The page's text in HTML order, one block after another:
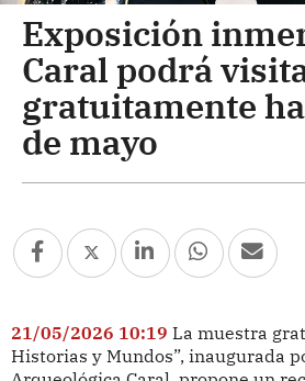
Exposición
Caral podrá
gratuitamente
de mayo
21/05/2026 10:19 La muestra
Historias y Mundos”, inaugurada